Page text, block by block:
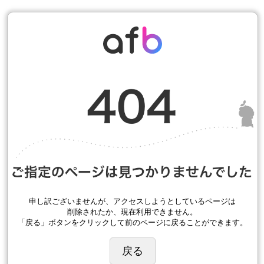
申し訳ございませんが、アクセスしようとしているページは
削除されたか、現在利用できません。
「戻る」ボタンをクリックして前のページに戻ることができます。
戻る